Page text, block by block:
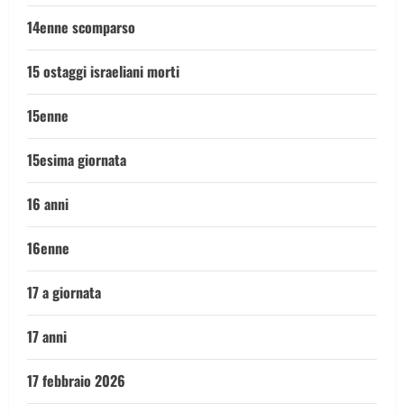
14enne scomparso
15 ostaggi israeliani morti
15enne
15esima giornata
16 anni
16enne
17 a giornata
17 anni
17 febbraio 2026